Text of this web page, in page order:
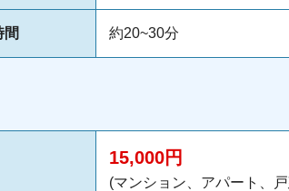
間 約20~30分
15,000円
(マンション、アパート、